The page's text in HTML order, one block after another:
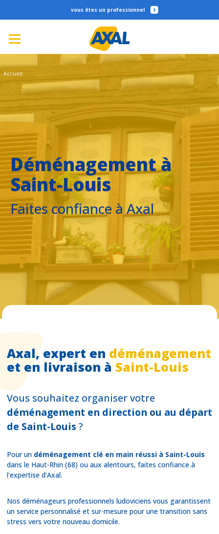
professionnel
Déménagement à
Saint-Louis
Faites confiance à Axal
Accueil
Axal, expert en déménagement
et en livraison à Saint-Louis
Vous souhaitez organiser votre
déménagement en direction ou au départ
de Saint-Louis ?
Pour un déménagement clé en main réussi à Saint-Louis
dans le Haut-Rhin (68) ou aux alentours, faites confiance à
l’expertise d’Axal.
Nos déménageurs professionnels ludoviciens vous garantissent
un service personnalisé et sur-mesure pour une transition sans
stress vers votre nouveau domicile.